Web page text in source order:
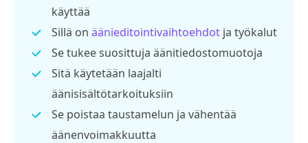
käyttää
Sillä on äänieditointivaihtoehdot ja työkalut
Se tukee suosittuja äänitiedostomuotoja
Sitä käytetään laajalti
äänisisältötarkoituksiin
Se poistaa taustamelun ja vähentää
äänenvoimakkuutta